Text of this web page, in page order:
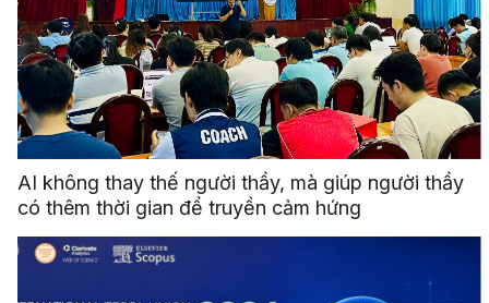
AI không thay thế người thầy, mà giúp người thầy
có thêm thời gian để truyền cảm hứng